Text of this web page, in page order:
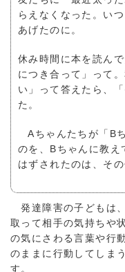
らえなくなった。い
あげたのに。
休み時間に本を読ん
につき合って」って
い」って答えたら、
た。
Aちゃんたちが「B
のを、Bちゃんに教え
はずされたのは、その
発達障害の子どもは
取って相手の気持ちや
の気にさわる言葉や行
のままに行動してしま
す。